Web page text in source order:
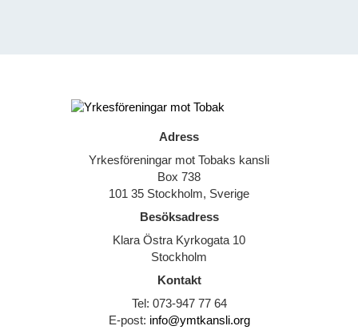
Adress
Yrkesföreningar mot Tobaks kansli
Box 738
101 35 Stockholm, Sverige
Besöksadress
Klara Östra Kyrkogata 10
Stockholm
Kontakt
Tel: 073-947 77 64
E-post: info@ymtkansli.org